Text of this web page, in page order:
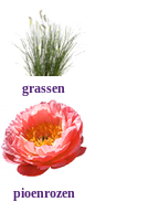
grassen
pioenrozen